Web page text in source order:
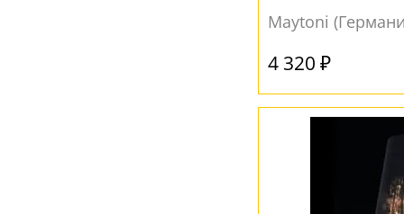
Maytoni
4 320 ₽